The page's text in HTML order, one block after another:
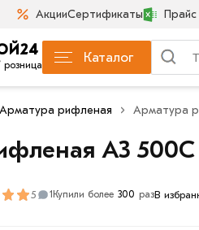
АкцииСертификаты Прайс
Каталог
Арматура рифленая Арматура
А3
5 1 Купили более 300 разВ